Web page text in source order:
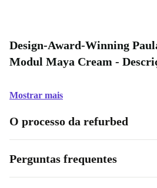
Design-Award-Winning
Modul Maya Cream -
Mostrar mais
O processo da refurbed
Perguntas frequentes